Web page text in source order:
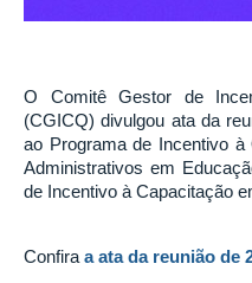
O Comitê Gestor de
(CGICQ) divulgou ata da
ao Programa de Incentivo
Administrativos em
de Incentivo à Capacitação
Confiraa ata da reunião de